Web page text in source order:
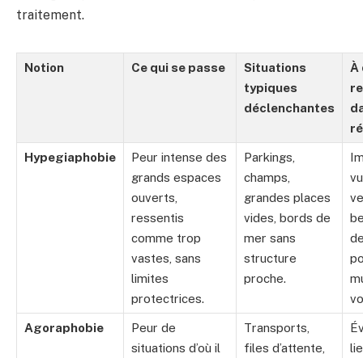
traitement.
Notion Ce qui se passe
Situations
typiques
déclenchantes
À
Hypegiaphobie
Peur intense des
grands espaces
ouverts,
ressentis
comme trop
vastes, sans
limites
protectrices.
Parkings,
champs,
grandes places
vides, bords de
mer sans
structure
proche.
Agoraphobie
Peur de
situations d’où il
Transports,
files d’attente,